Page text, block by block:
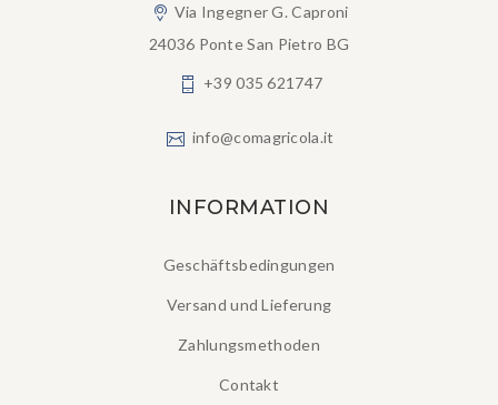
Via Ingegner G. Caproni
24036 Ponte San Pietro BG
+39 035 621747
info@comagricola.it
INFORMATION
Geschäftsbedingungen
Versand und Lieferung
Zahlungsmethoden
Contakt